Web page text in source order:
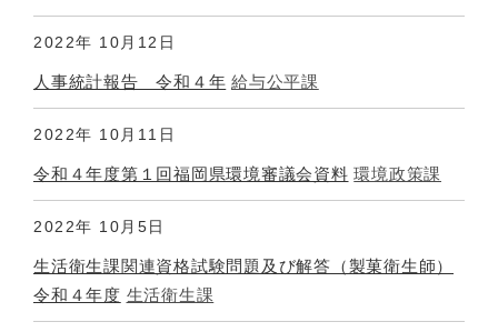
2022年 10月12日
人事統計報告 令和４年 給与公平課
2022年 10月11日
令和４年度第１回福岡県環境審議会資料 環境政策課
2022年 10月5日
生活衛生課関連資格試験問題及び解答（製菓衛生師）
令和４年度 生活衛生課